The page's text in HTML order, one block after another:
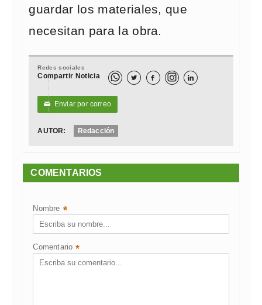
guardar los materiales, que
necesitan para la obra.
Redes sociales
Compartir Noticia   
✉ Enviar por correo
AUTOR: Redacción
COMENTARIOS
Nombre *
Comentario *